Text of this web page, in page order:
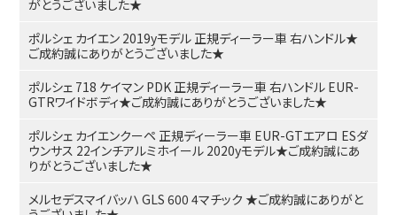
がとうございました★
ポルシェ カイエン 2019yモデル 正規ディーラー車 右ハンドル★
ご成約誠にありがとうございました★
ポルシェ 718 ケイマン PDK 正規ディーラー車 右ハンドル EUR-
GTRワイドボディ★ご成約誠にありがとうございました★
ポルシェ カイエンクーペ 正規ディーラー車 EUR-GTエアロ ESダ
ウンサス 22インチアルミホイール 2020yモデル★ご成約誠にあ
りがとうございました★
メルセデスマイバッハ GLS 600 4マチック ★ご成約誠にありがと